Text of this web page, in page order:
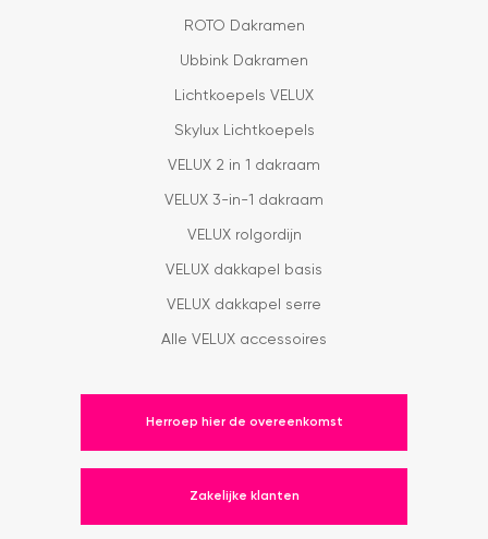
ROTO Dakramen
Ubbink Dakramen
Lichtkoepels VELUX
Skylux Lichtkoepels
VELUX 2 in 1 dakraam
VELUX 3-in-1 dakraam
VELUX rolgordijn
VELUX dakkapel basis
VELUX dakkapel serre
Alle VELUX accessoires
Herroep hier de overeenkomst
Zakelijke klanten